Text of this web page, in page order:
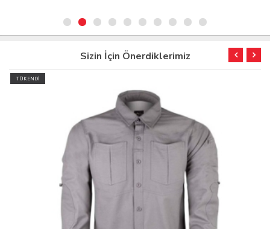
Sizin İçin Önerdiklerimiz
TÜKENDİ